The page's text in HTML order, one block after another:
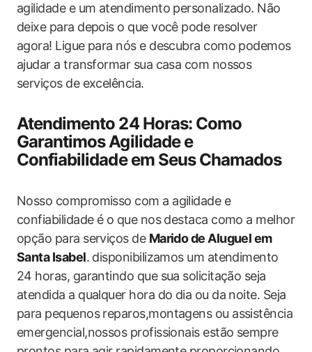
agilidade e um atendimento personalizado. Não
deixe para depois o que você pode resolver
agora! Ligue para nós e descubra como podemos
ajudar a transformar sua casa com nossos
serviços de excelência.
Atendimento 24 Horas: Como
Garantimos Agilidade e
Confiabilidade em Seus Chamados
Nosso compromisso com a agilidade e
confiabilidade é o que nos destaca como a melhor
opção para serviços de Marido de Aluguel em
Santa Isabel. disponibilizamos um atendimento
24 horas, garantindo que sua solicitação seja
atendida a qualquer hora do dia ou da noite. Seja
para pequenos reparos,montagens ou assistência
emergencial,nossos profissionais estão sempre